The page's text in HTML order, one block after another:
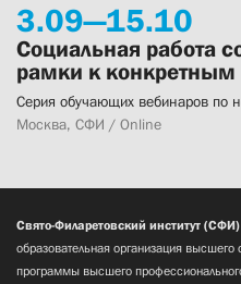
3.09—15.10
Социальная работа
рамки к конкретным
Серия обучающих вебинаров по
Москва, СФИ / Online
Свято-Филаретовский институт (СФИ)
образовательная организация высшего
программы высшего